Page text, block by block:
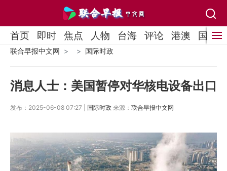
首页 即时 焦点 人物 台海 评论 港澳 国际
联合早报中文网 国际时政
消息人士：美国暂停对华核电设备出口
发布：2025-06-08 07:27 | 国际时政 来源： 联合早报中文网